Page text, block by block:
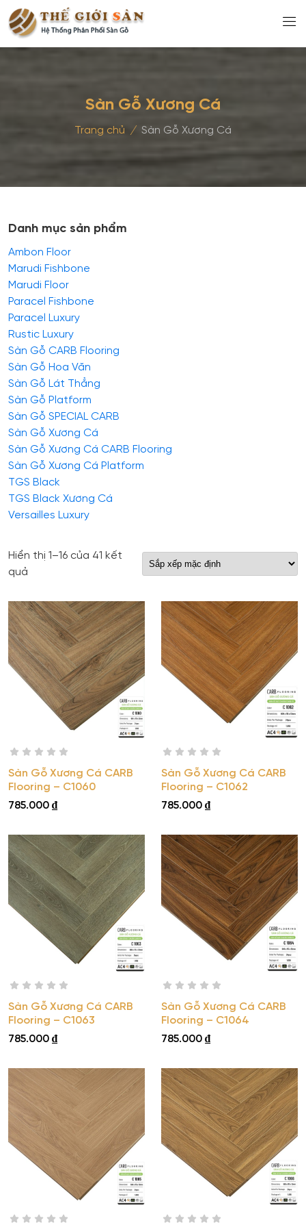
Sàn Gỗ Xương Cá
Trang chủ / Sàn Gỗ Xương Cá
Danh mục sản phẩm
Ambon Floor
Marudi Fishbone
Marudi Floor
Paracel Fishbone
Paracel Luxury
Rustic Luxury
Sàn Gỗ CARB Flooring
Sàn Gỗ Hoa Văn
Sàn Gỗ Lát Thẳng
Sàn Gỗ Platform
Sàn Gỗ SPECIAL CARB
Sàn Gỗ Xương Cá
Sàn Gỗ Xương Cá CARB Flooring
Sàn Gỗ Xương Cá Platform
TGS Black
TGS Black Xương Cá
Versailles Luxury
Hiển thị 1–16 của 41 kết
quả
Sàn Gỗ Xương Cá CARB
Flooring – C1060
785.000 ₫
Sàn Gỗ Xương Cá CARB
Flooring – C1062
785.000 ₫
Sàn Gỗ Xương Cá CARB
Flooring – C1063
785.000 ₫
Sàn Gỗ Xương Cá CARB
Flooring – C1064
785.000 ₫